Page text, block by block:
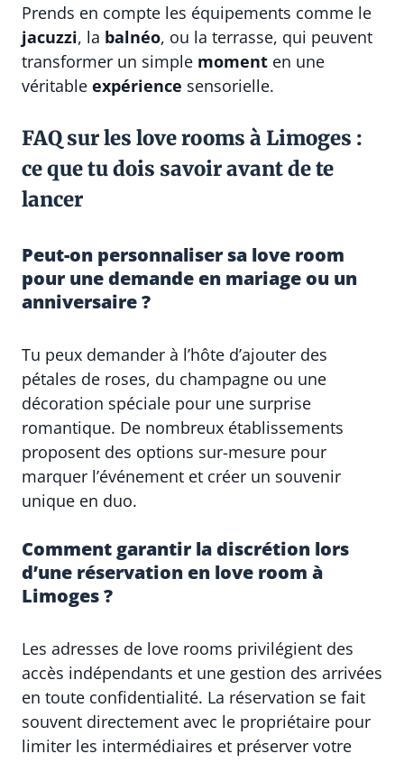
Prends en compte les équipements comme le
jacuzzi, la balnéo, ou la terrasse, qui peuvent
transformer un simple moment en une
véritable expérience sensorielle.
FAQ sur les love rooms à Limoges :
ce que tu dois savoir avant de te
lancer
Peut-on personnaliser sa love room
pour une demande en mariage ou un
anniversaire ?
Tu peux demander à l’hôte d’ajouter des
pétales de roses, du champagne ou une
décoration spéciale pour une surprise
romantique. De nombreux établissements
proposent des options sur-mesure pour
marquer l’événement et créer un souvenir
unique en duo.
Comment garantir la discrétion lors
d’une réservation en love room à
Limoges ?
Les adresses de love rooms privilégient des
accès indépendants et une gestion des arrivées
en toute confidentialité. La réservation se fait
souvent directement avec le propriétaire pour
limiter les intermédiaires et préserver votre